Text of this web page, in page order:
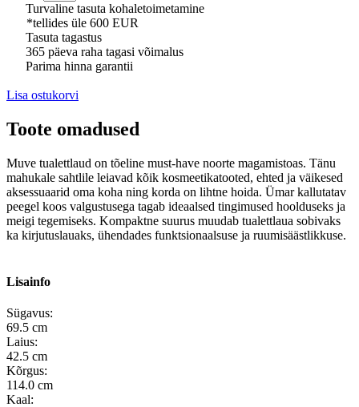
Turvaline tasuta kohaletoimetamine
*tellides üle 600 EUR
Tasuta tagastus
365 päeva raha tagasi võimalus
Parima hinna garantii
Lisa ostukorvi
Toote omadused
Muve tualettlaud on tõeline must-have noorte magamistoas. Tänu
mahukale sahtlile leiavad kõik kosmeetikatooted, ehted ja väikesed
aksessuaarid oma koha ning korda on lihtne hoida. Ümar kallutatav
peegel koos valgustusega tagab ideaalsed tingimused hoolduseks ja
meigi tegemiseks. Kompaktne suurus muudab tualettlaua sobivaks
ka kirjutuslauaks, ühendades funktsionaalsuse ja ruumisäästlikkuse.
Lisainfo
Sügavus:
69.5 cm
Laius:
42.5 cm
Kõrgus:
114.0 cm
Kaal: